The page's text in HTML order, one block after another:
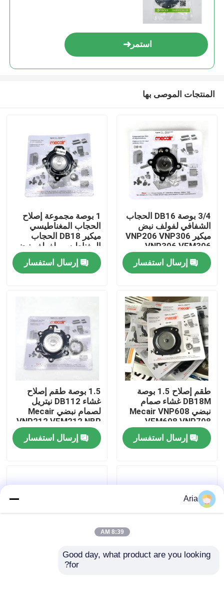
المنزل
المنتجات
فيديوهات
حولنا
جولة في المصنع
اتصل بنا
اطلب اقتباس
استمر
المنتجات الموصى بها
3/4 بوصة DB16 الحجاب
الشفافي لفولف نبض
ميكير VNP206 VNP306
VNP306 VEM306
إرسال استفسار
1 بوصة مجموعة إصلاح
الحجاب المغناطيسي
ميكير DB18 الحجاب
المغناطيسي لفولف نبض
ميكير VNP208 VNP308
VEM208 VEM308
VNP408 VEM408
إرسال استفسار
طقم إصلاح 1.5 بوصة
DB18M غشاء صمام
نبضي Mecair VNP608
VEM608 VNP708
VEM708
إرسال استفسار
1.5 بوصة طقم إصلاح
غشاء DB112 نيتريل
لصمام نبضي Mecair
VNP212 VEM212 NBR
VITON VNP312
VEM312إرسال استفسار
Aria
8:39 AM
Good day, what product are you looking
for?